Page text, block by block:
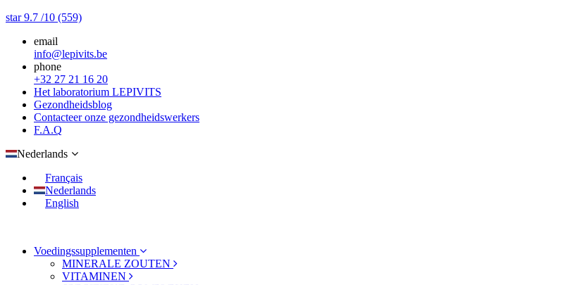
star 9.7 /10 (559)
email
info@lepivits.be
phone
+32 27 21 16 20
Het laboratorium LEPIVITS
Gezondheidsblog
Contacteer onze gezondheidswerkers
F.A.Q
Nederlands
Français
Nederlands
English
Voedingssupplementen
MINERALE ZOUTEN
VITAMINEN